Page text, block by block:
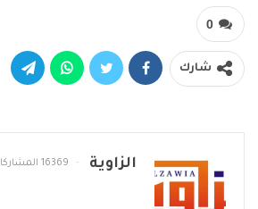
0
شارك
الزاوية 16369 المشاركات